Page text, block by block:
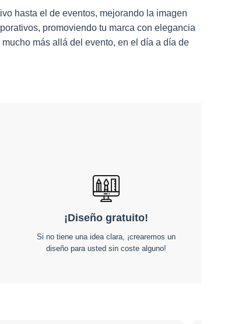
hasta el de eventos, mejorando la imagen
promoviendo tu marca con elegancia
más allá del evento, en el día a día de
¡Diseño gratuito!
Si no tiene una idea clara, ¡crearemos un
diseño para usted sin coste alguno!